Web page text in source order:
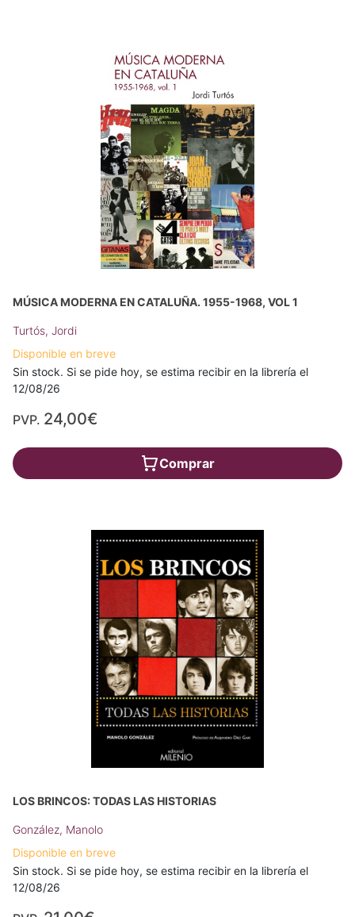
MÚSICA MODERNA EN CATALUÑA. 1955-1968, VOL 1
Turtós, Jordi
Disponible en breve
Sin stock. Si se pide hoy, se estima recibir en la librería el
12/08/26
PVP. 24,00€
Comprar
LOS BRINCOS: TODAS LAS HISTORIAS
González, Manolo
Disponible en breve
Sin stock. Si se pide hoy, se estima recibir en la librería el
12/08/26